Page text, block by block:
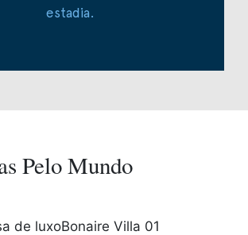
estadia.
Pelo Mundo